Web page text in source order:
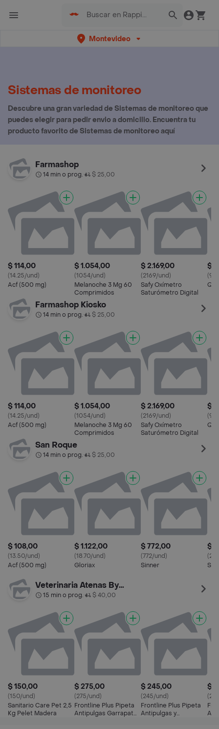
Montevideo
Sistemas de monitoreo
Descubre una gran variedad de Sistemas de monitoreo que
puedes elegir para pedir envio a domicilio. Encuentra tu
producto favorito de Sistemas de monitoreo aquí
Farmashop
14 min o prog.• $ 25,00
$ 114,00
(14.25/und)
Acf (500 mg)
$ 1.054,00
(1054/und)
Melanoche 3 Mg 60
Comprimidos
$ 2.169,00
(2169/und)
Safy Oxímetro
Saturómetro Digital
$
Farmashop Kiosko
14 min o prog.• $ 25,00
$ 114,00
(14.25/und)
Acf (500 mg)
$ 1.054,00
(1054/und)
Melanoche 3 Mg 60
Comprimidos
$ 2.169,00
(2169/und)
Safy Oxímetro
Saturómetro Digital
$
San Roque
14 min o prog.• $ 25,00
$ 108,00
(13.50/und)
Acf (500 mg)
$ 1.122,00
(18.70/und)
Gloriax
$ 772,00
(772/und)
Sinner
$
Veterinaria Atenas By Palermo
15 min o prog.• $ 40,00
$ 150,00
(150/und)
Sanitario Care Pet 2,5
Kg Pelet Madera
$ 275,00
(275/und)
Frontline Plus Pipeta
Antipulgas Garrapatas
$ 245,00
(245/und)
Frontline Plus Pipeta
Antipulgas y
$